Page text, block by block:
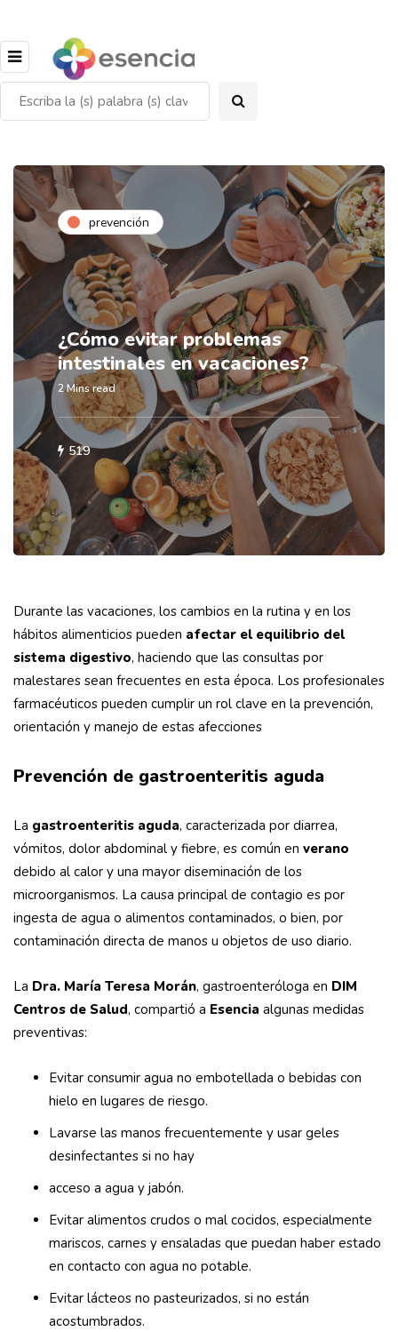
prevención
¿Cómo evitar problemas
intestinales en vacaciones?
2 Mins read
519
Durante las vacaciones, los cambios en la rutina y en los
hábitos alimenticios pueden afectar el equilibrio del
sistema digestivo, haciendo que las consultas por
malestares sean frecuentes en esta época. Los profesionales
farmacéuticos pueden cumplir un rol clave en la prevención,
orientación y manejo de estas afecciones
Prevención de gastroenteritis aguda
La gastroenteritis aguda, caracterizada por diarrea,
vómitos, dolor abdominal y fiebre, es común en verano
debido al calor y una mayor diseminación de los
microorganismos. La causa principal de contagio es por
ingesta de agua o alimentos contaminados, o bien, por
contaminación directa de manos u objetos de uso diario.
La Dra. María Teresa Morán, gastroenteróloga en DIM
Centros de Salud, compartió a Esencia algunas medidas
preventivas:
Evitar consumir agua no embotellada o bebidas con
hielo en lugares de riesgo.
Lavarse las manos frecuentemente y usar geles
desinfectantes si no hay
acceso a agua y jabón.
Evitar alimentos crudos o mal cocidos, especialmente
mariscos, carnes y ensaladas que puedan haber estado
en contacto con agua no potable.
Evitar lácteos no pasteurizados, si no están
acostumbrados.